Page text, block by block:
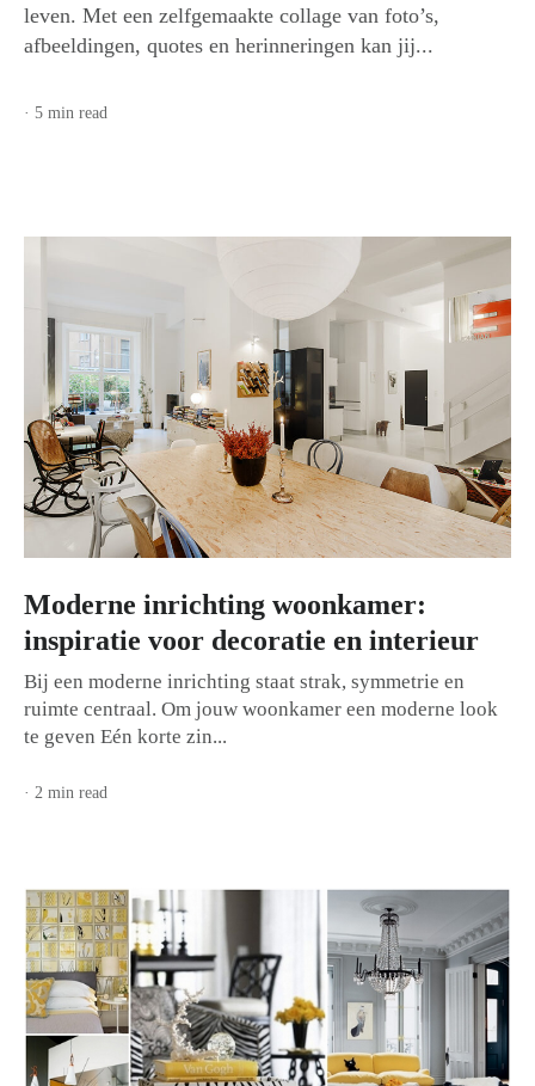
leven. Met een zelfgemaakte collage van foto’s,
afbeeldingen, quotes en herinneringen kan jij...
· 5 min read
Moderne inrichting woonkamer:
inspiratie voor decoratie en interieur
Bij een moderne inrichting staat strak, symmetrie en
ruimte centraal. Om jouw woonkamer een moderne look
te geven Eén korte zin...
· 2 min read